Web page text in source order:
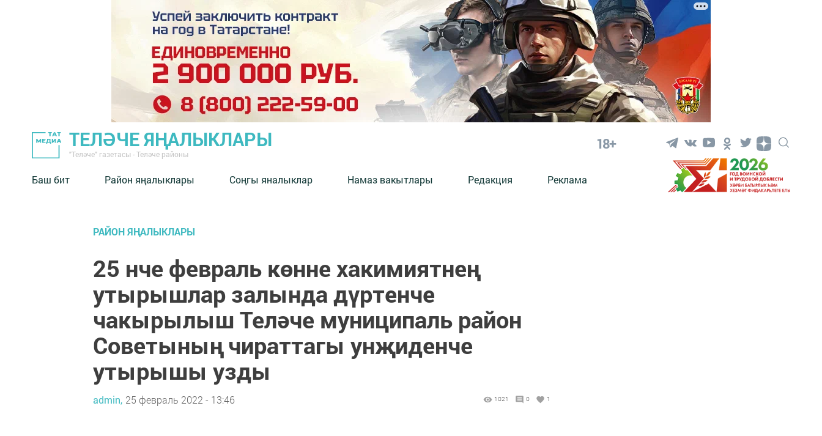
ТЕЛӘЧЕ ЯҢАЛЫКЛАРЫ
"Теләче" газетасы - Теләче районы
18+
Баш бит Район яңалыклары Соңгы яналыклар Намаз вакытлары Редакция Реклама
РАЙОН ЯҢАЛЫКЛАРЫ
25 нче февраль көнне хакимиятнең
утырышлар залында дүртенче
чакырылыш Теләче муниципаль район
Советының чираттагы унҗиденче
утырышы узды
admin, 25 февраль 2022 - 13:46 1021 0 1